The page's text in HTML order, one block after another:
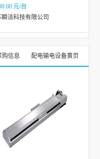
元/台
瞬洁科技有限公司
购信息 配电输电设备黄页